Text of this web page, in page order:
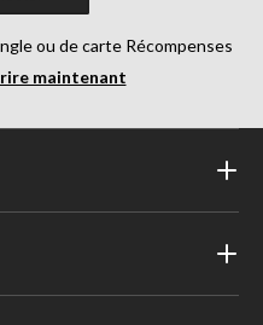
ou de carte Récompenses
maintenant